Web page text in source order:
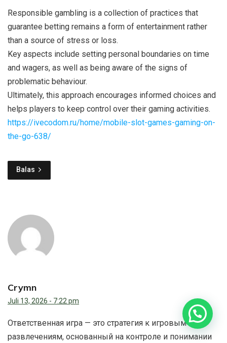
Responsible gambling is a collection of practices that
guarantee betting remains a form of entertainment rather
than a source of stress or loss.
Key aspects include setting personal boundaries on time
and wagers, as well as being aware of the signs of
problematic behaviour.
Ultimately, this approach encourages informed choices and
helps players to keep control over their gaming activities.
https://ivecodom.ru/home/mobile-slot-games-gaming-on-
the-go-638/
Balas
Crymn
Juli 13, 2026 - 7:22 pm
Ответственная игра — это стратегия к игровым
развлечениям, основанный на контроле и понимании